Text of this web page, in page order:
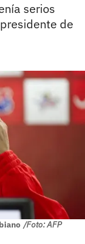
serios
de
/Foto: AFP